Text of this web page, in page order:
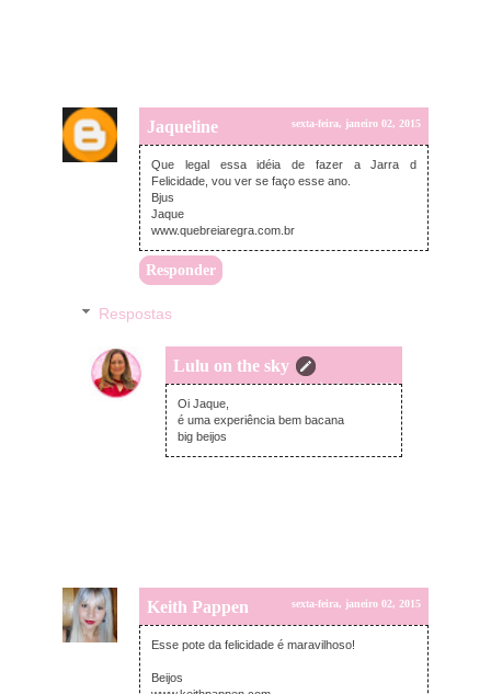
Jaqueline sexta-feira, janeiro 02, 2015
Que legal essa idéia de fazer a Jarra d
Felicidade, vou ver se faço esse ano.
Bjus
Jaque
www.quebreiaregra.com.br
Responder
Respostas
Lulu on the sky
sexta-feira, janeiro 02, 2015
Oi Jaque,
é uma experiência bem bacana
big beijos
Keith Pappen sexta-feira, janeiro 02, 2015
Esse pote da felicidade é maravilhoso!
Beijos